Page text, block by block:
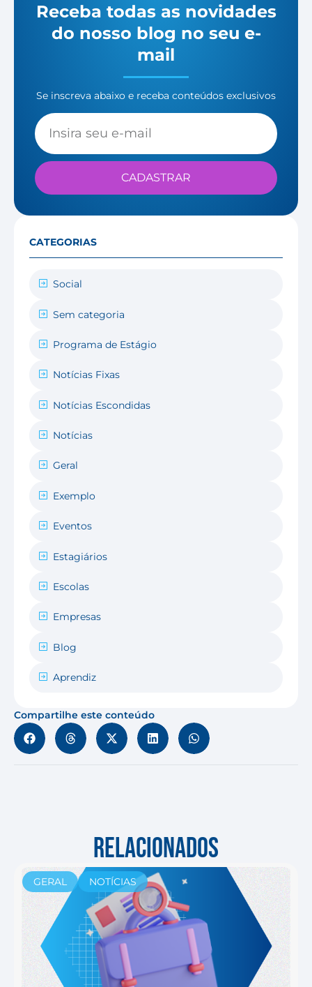
Receba todas as novidades
do nosso blog no seu e-
mail
Se inscreva abaixo e receba conteúdos exclusivos
CADASTRAR
CATEGORIAS
Social
Sem categoria
Programa de Estágio
Notícias Fixas
Notícias Escondidas
Notícias
Geral
Exemplo
Eventos
Estagiários
Escolas
Empresas
Blog
Aprendiz
Compartilhe este conteúdo
RELACIONADOS
GERAL NOTÍCIAS